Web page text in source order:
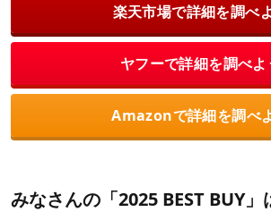
楽天市場で詳細を調べ
ヤフーで詳細を調べよ
Amazonで詳細を調べ
みなさんの「2025 BEST BUY」